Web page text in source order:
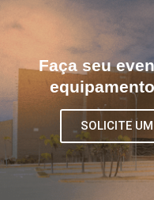
Faça seu
SOLICITE